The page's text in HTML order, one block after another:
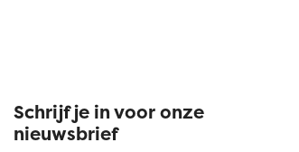
Schrijf je in voor onze
nieuwsbrief